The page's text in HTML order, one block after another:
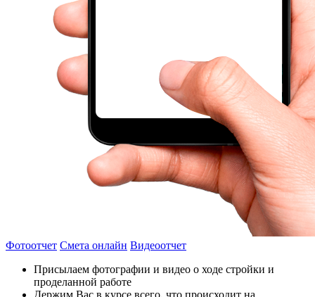
Фотоотчет Смета онлайн Видеоотчет
Присылаем фотографии и видео о ходе стройки и
проделанной работе